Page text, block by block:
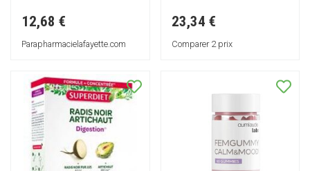
Ampoules de 10 ml
12,68 €
Parapharmacielafayette.com
23,34 €
Comparer 2 prix